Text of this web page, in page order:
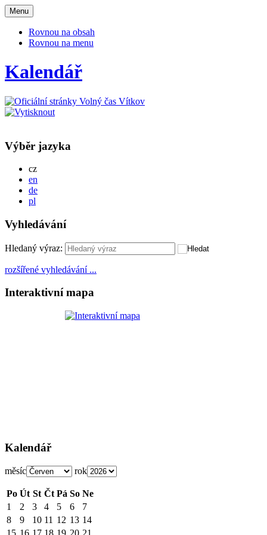
Otevřit
navigaci
Menu
Rovnou na obsah
Rovnou na menu
Kalendář
Výběr jazyka
czČesky
en
deDeutsch
pl
Vyhledávání
Hledaný výraz:
rozšířené vyhledávání ...
Interaktivní mapa
Kalendář
měsíc rok
Po Út St Čt Pá So Ne
1
2 3 4 5 6
7
8
9 10 11 12 13 14
15 16 17 18 19 20 21